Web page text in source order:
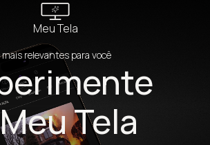
Meu Tela
relevantes para você
Tela